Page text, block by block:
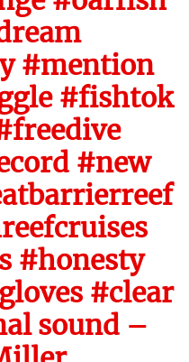
#mention
#fishtok
#new
#honesty
#clear
sound –